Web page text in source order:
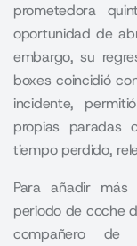
prometedora
oportunidad de
embargo, su
boxes coincidió
incidente,
propias paradas
tiempo perdido,
Para añadir más
periodo de coche
compañero de